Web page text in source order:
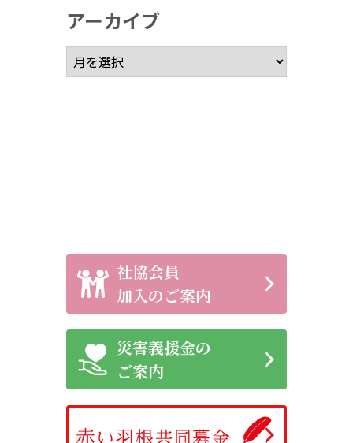
アーカイブ
アーカイブ
社協会員
加入のご案内
災害義援金の
ご案内